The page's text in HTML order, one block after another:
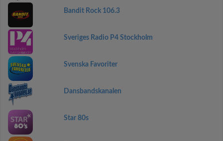
Bandit Rock 106.3
Sveriges Radio P4 Stockholm
Svenska Favoriter
Dansbandskanalen
Star 80s